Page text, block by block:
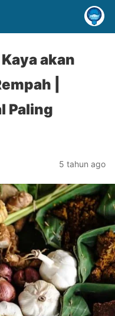
akan
|
Paling
5 tahun ago